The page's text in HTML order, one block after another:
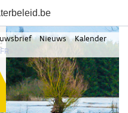
Nieuws
Kalender
FR